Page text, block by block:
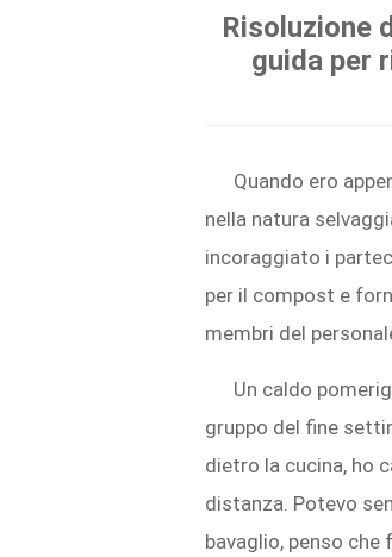
Risoluzione
guida per
Quando ero
nella natura
incoraggiato i
per il compost e
membri del
Un caldo
gruppo del fine
dietro la cucina, ho
distanza. Potevo
bavaglio, penso